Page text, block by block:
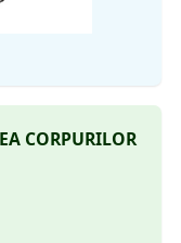
CORPURILOR